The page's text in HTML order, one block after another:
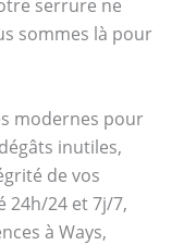
serrure ne
sommes là pour
modernes pour
inutiles,
de vos
24h/24 et 7j/7,
à Ways,